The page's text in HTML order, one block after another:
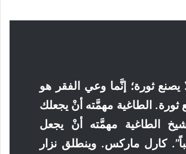
يصنع ثورة؛ إنَّما وعي الفقر هو
ثورة. الطاغية مهمَّته أنْ يجعلك
الطاغية مهمَّته أنْ يجعل
كارل ماركس. وينطلق نزار